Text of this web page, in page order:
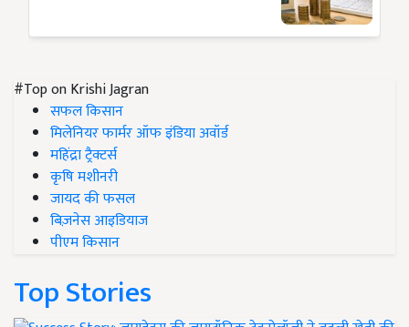
#Top on Krishi Jagran
सफल किसान
मिलेनियर फार्मर ऑफ इंडिया अवॉर्ड
महिंद्रा ट्रैक्टर्स
कृषि मशीनरी
जायद की फसल
बिज़नेस आइडियाज
पीएम किसान
Top Stories